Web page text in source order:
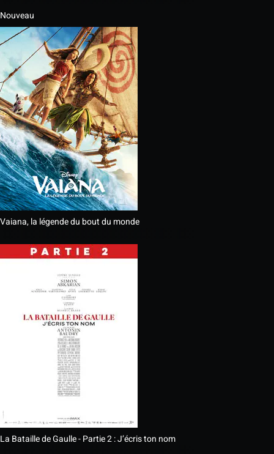
Nouveau
Vaiana, la légende du bout du monde
La Bataille de Gaulle - Partie 2 : J’écris ton nom